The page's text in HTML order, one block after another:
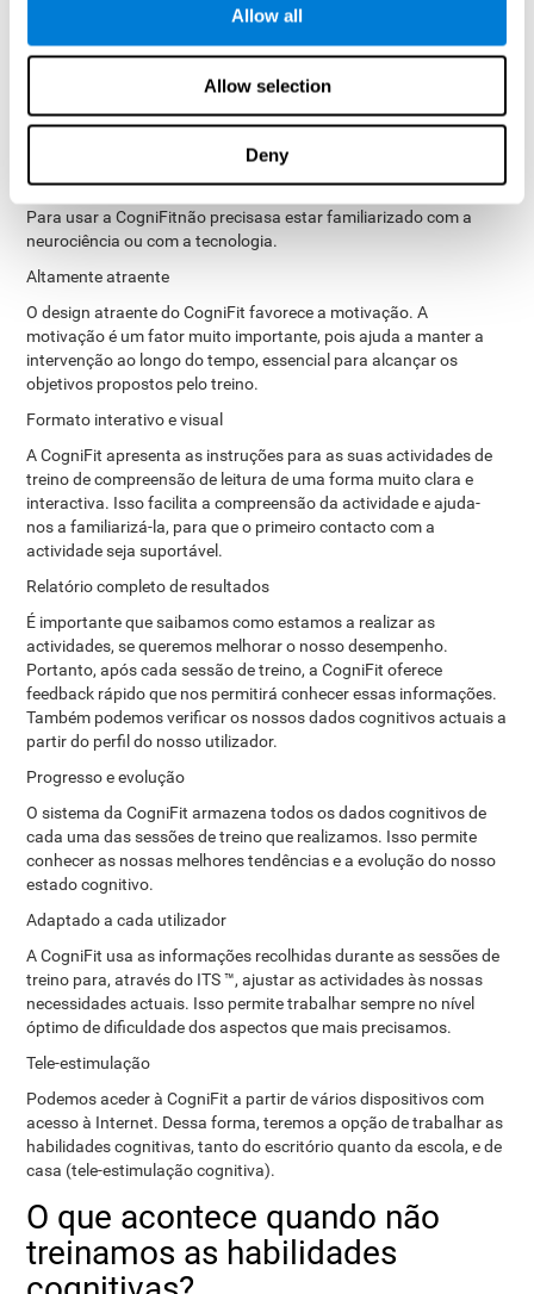
Allow all
Allow selection
Deny
necessidades. A ferramenta de estimulação cognitiva da
CogniFit tem várias vantagens:
O uso da CogniFit é muito conveniente e simples, pois a maioria
dos processos é automatizada. Dessa forma, teremos que nos
preocupar apenas com o treino e não perderemos tempo em
Para usar a CogniFitnão precisasa estar familiarizado com a
neurociência ou com a tecnologia.
Altamente atraente
O design atraente do CogniFit favorece a motivação. A
motivação é um fator muito importante, pois ajuda a manter a
intervenção ao longo do tempo, essencial para alcançar os
objetivos propostos pelo treino.
Formato interativo e visual
A CogniFit apresenta as instruções para as suas actividades de
treino de compreensão de leitura de uma forma muito clara e
interactiva. Isso facilita a compreensão da actividade e ajuda-
nos a familiarizá-la, para que o primeiro contacto com a
actividade seja suportável.
Relatório completo de resultados
É importante que saibamos como estamos a realizar as
actividades, se queremos melhorar o nosso desempenho.
Portanto, após cada sessão de treino, a CogniFit oferece
feedback rápido que nos permitirá conhecer essas informações.
Também podemos verificar os nossos dados cognitivos actuais a
partir do perfil do nosso utilizador.
Progresso e evolução
O sistema da CogniFit armazena todos os dados cognitivos de
cada uma das sessões de treino que realizamos. Isso permite
conhecer as nossas melhores tendências e a evolução do nosso
estado cognitivo.
Adaptado a cada utilizador
A CogniFit usa as informações recolhidas durante as sessões de
treino para, através do ITS ™, ajustar as actividades às nossas
necessidades actuais. Isso permite trabalhar sempre no nível
óptimo de dificuldade dos aspectos que mais precisamos.
Tele-estimulação
Podemos aceder à CogniFit a partir de vários dispositivos com
acesso à Internet. Dessa forma, teremos a opção de trabalhar as
habilidades cognitivas, tanto do escritório quanto da escola, e de
casa (tele-estimulação cognitiva).
O que acontece quando não
treinamos as habilidades